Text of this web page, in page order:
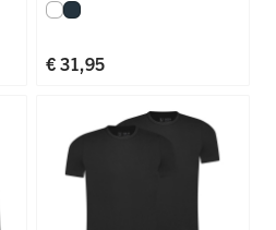
Regular Fit
WitNavy
€ 31,95